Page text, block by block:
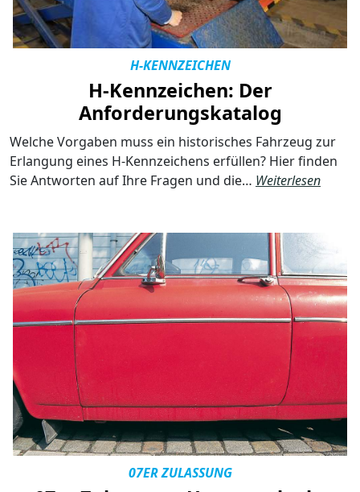
H-KENNZEICHEN
H-Kennzeichen: Der
Anforderungskatalog
Welche Vorgaben muss ein historisches Fahrzeug zur
Erlangung eines H-Kennzeichens erfüllen? Hier finden
Sie Antworten auf Ihre Fragen und die… Weiterlesen
07ER ZULASSUNG